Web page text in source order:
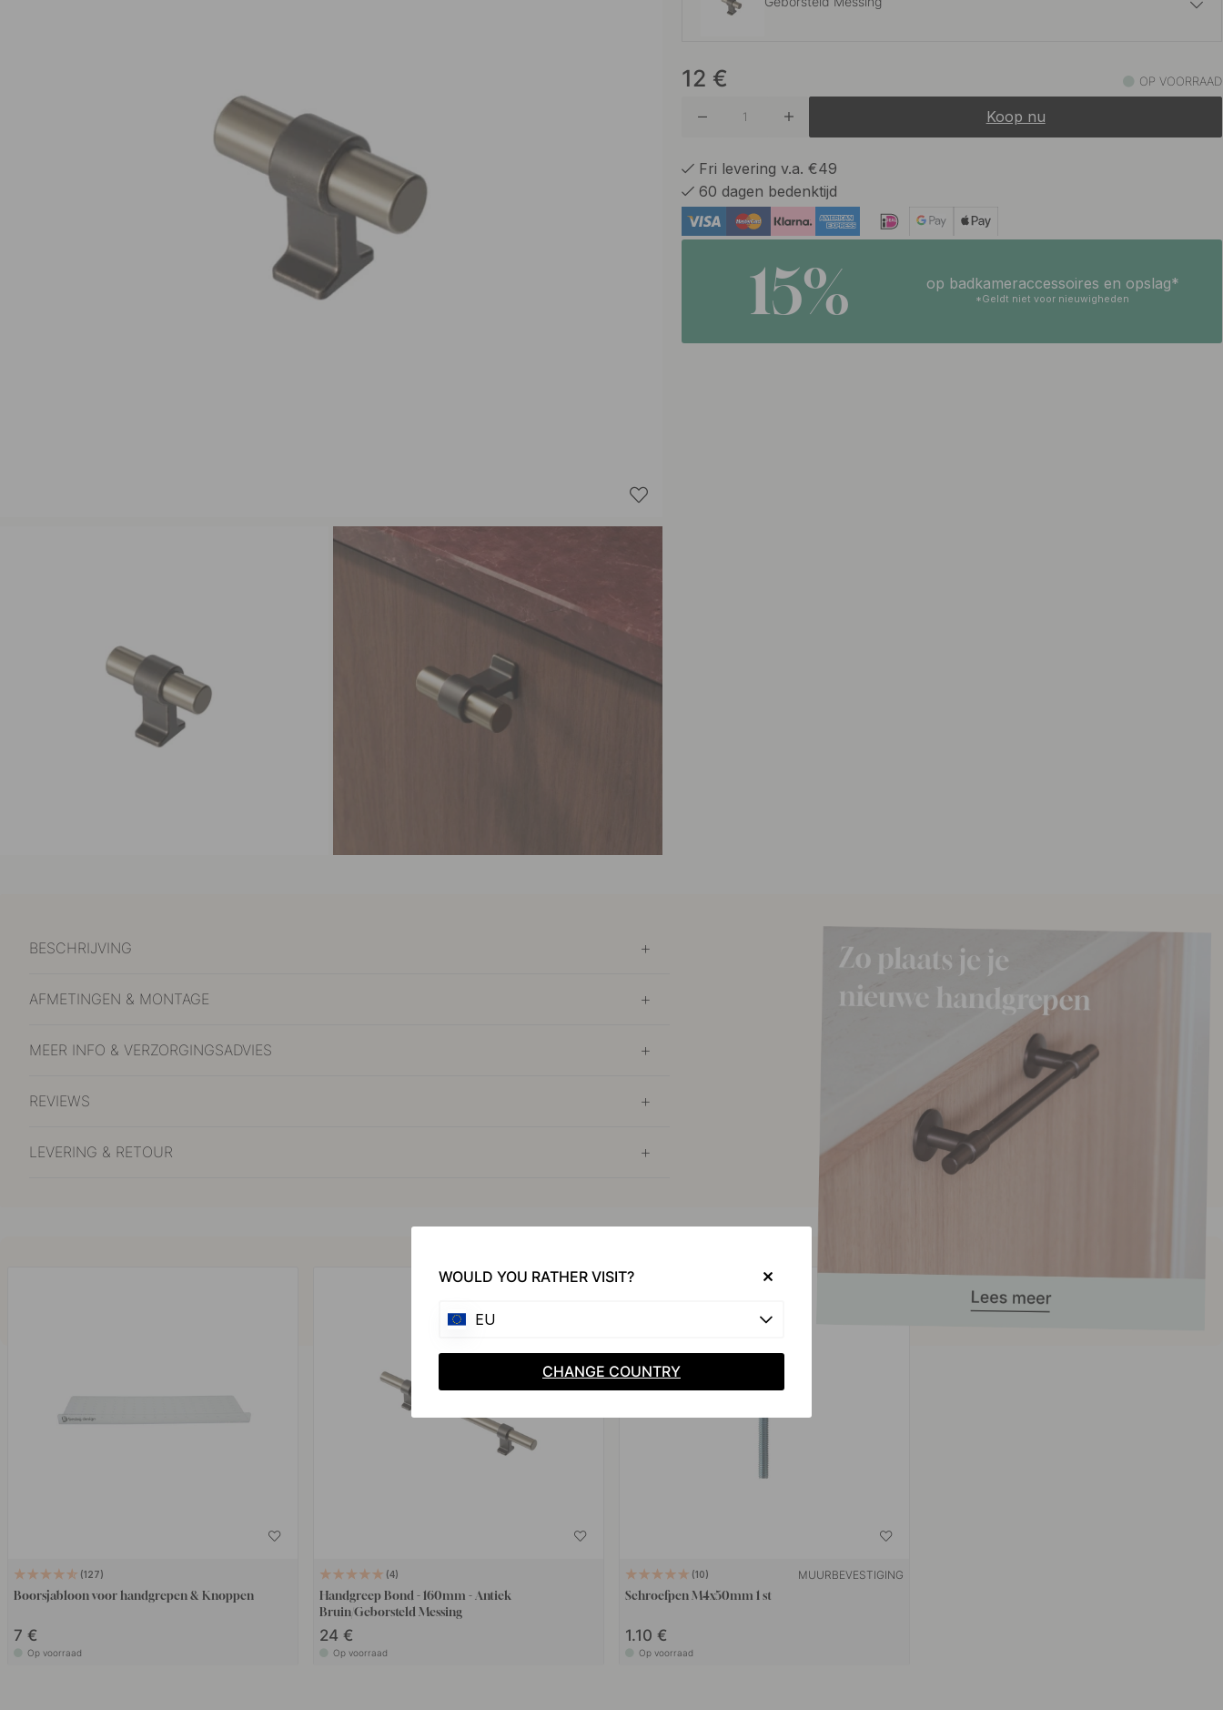
Op voorraad
Mat Zwart
12 € OP VOORRAAD
Koop nu
Fri levering v.a. €49
60 dagen bedenktijd
15% op badkameraccessoires en opslag*
*Geldt niet voor nieuwigheden
BESCHRIJVING
AFMETINGEN & MONTAGE
MEER INFO & VERZORGINGSADVIES
REVIEWS
LEVERING & RETOUR
127
Boorsjabloon voor handgrepen & Knoppen
7 €
Op voorraad
4
Handgreep Bond - 160mm - Antiek
Bruin/Geborsteld Messing
24 €
Op voorraad
10 MUURBEVESTIGING
Schroefpen M4x50mm 1 st
1.10 €
Op voorraad
WOULD YOU RATHER VISIT?
EU
CHANGE COUNTRY